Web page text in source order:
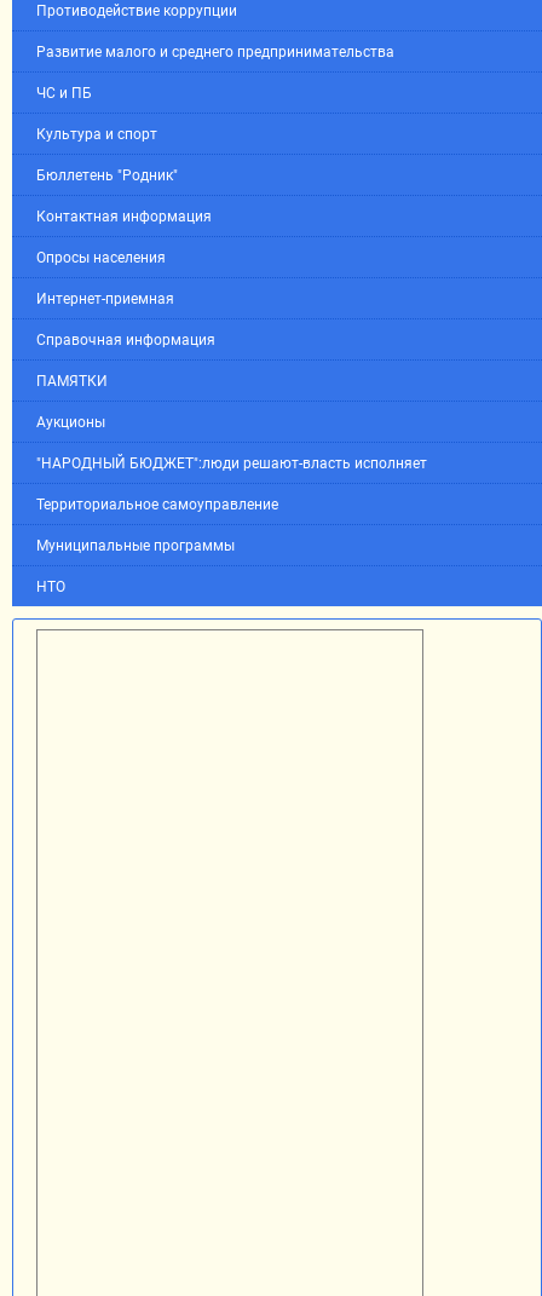
Противодействие коррупции
Развитие малого и среднего предпринимательства
ЧС и ПБ
Культура и спорт
Бюллетень "Родник"
Контактная информация
Опросы населения
Интернет-приемная
Справочная информация
ПАМЯТКИ
Аукционы
"НАРОДНЫЙ БЮДЖЕТ":люди решают-власть исполняет
Территориальное самоуправление
Муниципальные программы
НТО